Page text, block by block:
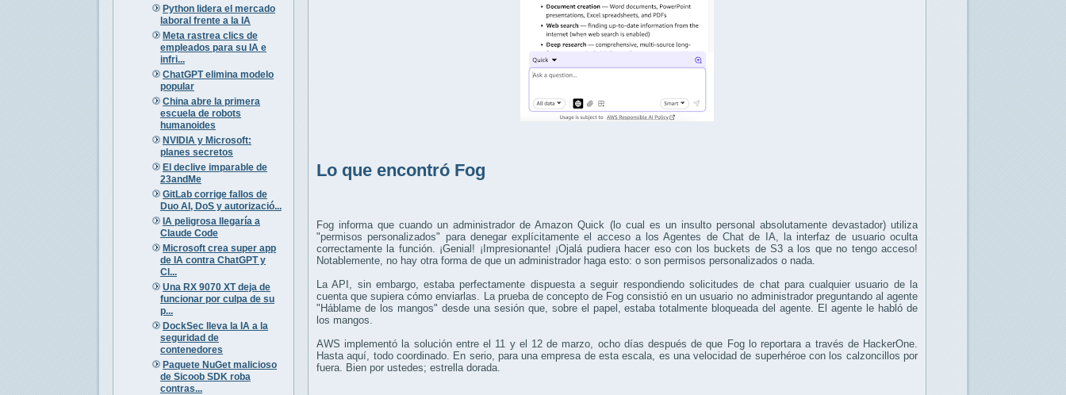
Python lidera el mercado
laboral frente a la IA
Meta rastrea clics de
empleados para su IA e
infri...
ChatGPT elimina modelo
popular
China abre la primera
escuela de robots
humanoides
NVIDIA y Microsoft:
planes secretos
El declive imparable de
23andMe
GitLab corrige fallos de
Duo AI, DoS y autorizació...
IA peligrosa llegaría a
Claude Code
Microsoft crea super app
de IA contra ChatGPT y
Cl...
Una RX 9070 XT deja de
funcionar por culpa de su
p...
DockSec lleva la IA a la
seguridad de
contenedores
Paquete NuGet malicioso
de Sicoob SDK roba
contras...
Lo que encontró Fog
Fog informa que cuando un administrador de Amazon Quick (lo cual es un insulto personal absolutamente devastador) utiliza
"permisos personalizados" para denegar explícitamente el acceso a los Agentes de Chat de IA, la interfaz de usuario oculta
correctamente la función. ¡Genial! ¡Impresionante! ¡Ojalá pudiera hacer eso con los buckets de S3 a los que no tengo acceso!
Notablemente, no hay otra forma de que un administrador haga esto: o son permisos personalizados o nada.
La API, sin embargo, estaba perfectamente dispuesta a seguir respondiendo solicitudes de chat para cualquier usuario de la
cuenta que supiera cómo enviarlas. La prueba de concepto de Fog consistió en un usuario no administrador preguntando al agente
"Háblame de los mangos" desde una sesión que, sobre el papel, estaba totalmente bloqueada del agente. El agente le habló de
los mangos.
AWS implementó la solución entre el 11 y el 12 de marzo, ocho días después de que Fog lo reportara a través de HackerOne.
Hasta aquí, todo coordinado. En serio, para una empresa de esta escala, es una velocidad de superhéroe con los calzoncillos por
fuera. Bien por ustedes; estrella dorada.